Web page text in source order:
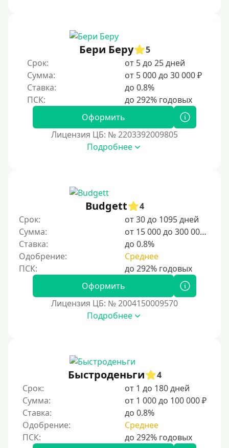
С 19 лет
С 20 лет
С 21 года
С 22 лет
С 23 лет
Несовершеннолетним
Для мужчин
Женский займ
Мамам в декрете
Без прописки
С временной регистрацией
Пенсионерам до 70 лет
Пенсионерам до 75 лет
Пенсионерам до 80 лет
Пенсионерам до 85 лет
Безработным
Бери Беру
5
Срок:
от 5 до 25 дней
Сумма:
от 5 000 до 30 000 ₽
Ставка:
до 0.8%
Оформить
Лицензия ЦБ: № 2203392009805
Подробнее
Budgett
4
Срок:
от 30 до 1095 дней
Сумма:
от 15 000 до 300 000 ₽
Ставка:
до 0.8%
Одобрение:
Среднее
Оформить
Лицензия ЦБ: № 2004150009570
Подробнее
Быстроденьги
4
Срок:
от 1 до 180 дней
Сумма:
от 1 000 до 100 000 ₽
Ставка:
до 0.8%
Одобрение:
Среднее